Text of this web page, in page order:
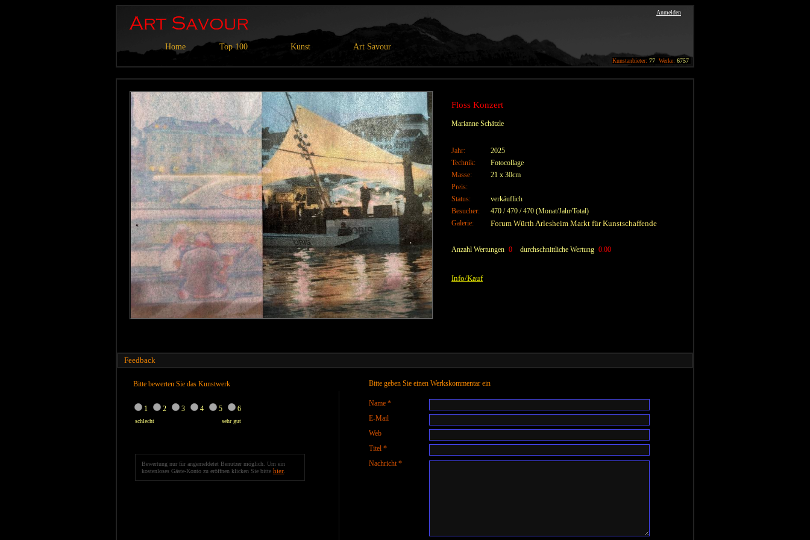
Home Top 100 Kunst Art Savour
Anmelden
Kunstanbieter: 77 Werke: 6757
Floss Konzert
Marianne Schätzle
Jahr:
2025
Technik:
Fotocollage
Masse:
21 x 30cm
Preis:
Status:
verkäuflich
Besucher:
470 / 470 / 470 (Monat/Jahr/Total)
Galerie:
Forum Würth Arlesheim Markt für Kunstschaffende
Anzahl Wertungen 0 durchschnittliche Wertung 0.00
Info/Kauf
Feedback
Bitte bewerten Sie das Kunstwerk
1 2 3 4 5 6
schlecht sehr gut
Bewertung nur für angemeldetet Benutzer möglich. Um ein
kostenloses Gäste-Konto zu eröffnen klicken Sie bitte hier
Bitte geben Sie einen Werkskommentar ein
Name *
E-Mail
Web
Titel *
Nachricht *